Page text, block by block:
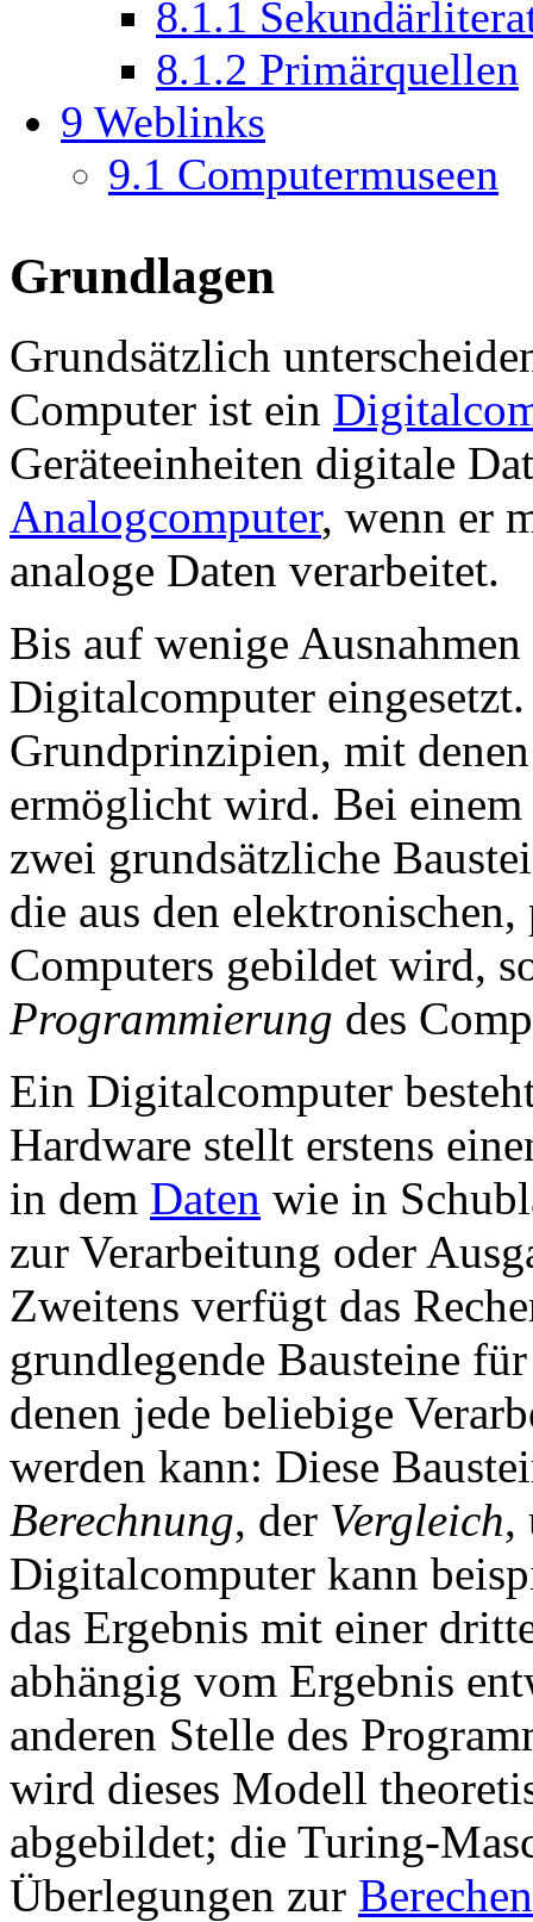
8.1.1
8.1.2 Primärquellen
9 Weblinks
9.1 Computermuseen
Grundlagen
Grundsätzlich
Computer ist ein
Geräteeinheiten digitale
Analogcomputer, wenn er
analoge Daten verarbeitet.
Bis auf wenige
Digitalcomputer
Grundprinzipien, mit
ermöglicht wird. Bei
zwei grundsätzliche
die aus den
Computers gebildet wird,
Programmierung des
Ein Digitalcomputer
Hardware stellt erstens
in dem Daten wie in
zur Verarbeitung oder
Zweitens verfügt das
grundlegende Bausteine
denen jede beliebige
werden kann: Diese
Berechnung, der Vergleich,
Digitalcomputer kann
das Ergebnis mit einer
abhängig vom Ergebnis
anderen Stelle des
wird dieses Modell
abgebildet; die Turing-
Überlegungen zur